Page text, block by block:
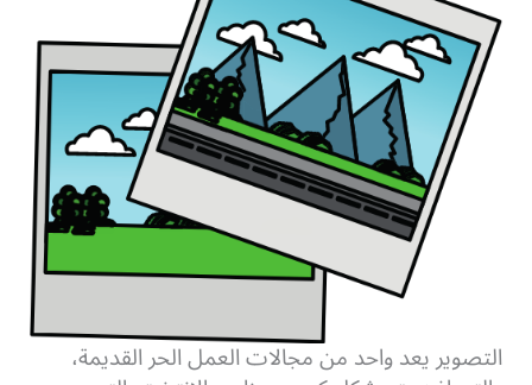
التصوير يعد واحد من مجالات العمل الحر القديمة،